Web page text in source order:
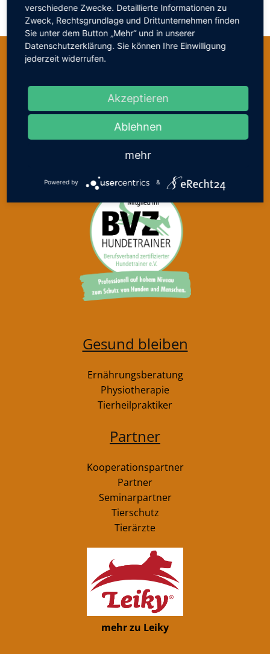
Gesund bleiben
Ernährungsberatung
Physiotherapie
Tierheilpraktiker
Partner
Kooperationspartner
Partner
Seminarpartner
Tierschutz
Tierärzte
mehr zu Leiky
verschiedene Zwecke. Detaillierte Informationen zu
Zweck, Rechtsgrundlage und Drittunternehmen finden
Sie unter dem Button „Mehr“ und in unserer
Datenschutzerklärung. Sie können Ihre Einwilligung
jederzeit widerrufen.
Akzeptieren
Ablehnen
mehr
Powered by &